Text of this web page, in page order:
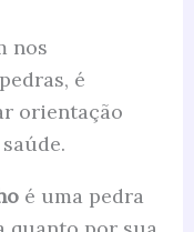
nos
é
orientação
é uma pedra